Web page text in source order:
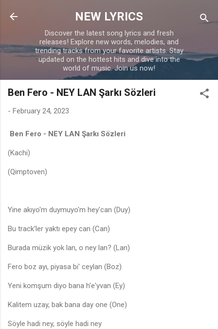
Skip to main content
NEW LYRICS
Discover the latest song lyrics and fresh
releases! Explore new words, melodies, and
trending tracks from your favorite artists. Stay
updated on the hottest hits and dive into the
world of music. Join us now!
Ben Fero - NEY LAN Şarkı Sözleri
- February 24, 2023
Ben Fero - NEY LAN Şarkı Sözleri
(Kachi)
(Qimptoven)
Yine akıyo'm duymuyo'm hey'can (Duy)
Bu track'ler yaktı epey can (Can)
Burada müzik yok lan, o ney lan? (Lan)
Fero boz ayı, piyasa bi' ceylan (Boz)
Yeni komşum diyo bana h'e'yvan (Ey)
Kalitem uzay, bak bana day one (One)
Söyle hadi ney, söyle hadi ney